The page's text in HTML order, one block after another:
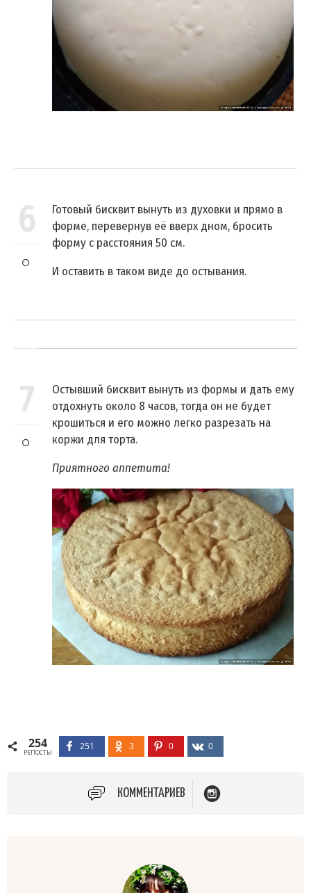
6
Готовый бисквит вынуть из духовки и прямо в
форме, перевернув её вверх дном, бросить
форму с расстояния 50 см.
И оставить в таком виде до остывания.
7
Остывший бисквит вынуть из формы и дать ему
отдохнуть около 8 часов, тогда он не будет
крошиться и его можно легко разрезать на
коржи для торта.
Приятного аппетита!
254
РЕПОСТЫ
251 3 0 0
КОММЕНТАРИЕВ